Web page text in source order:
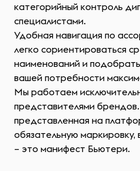
категорийный контроль
специалистами.
Удобная навигация по
легко сориентироваться
наименований и
вашей потребности
Мы работаем
представителями
представленная на
обязательную маркировку,
– это манифест Бьютери.